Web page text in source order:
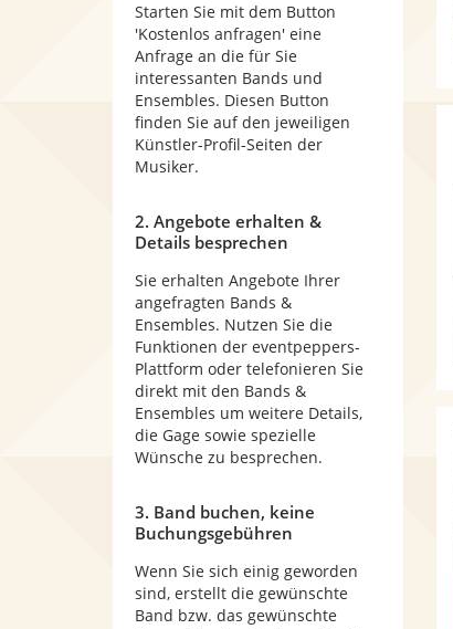
Starten Sie mit dem Button
'Kostenlos anfragen' eine
Anfrage an die für Sie
interessanten Bands und
Ensembles. Diesen Button
finden Sie auf den jeweiligen
Künstler-Profil-Seiten der
Musiker.
2. Angebote erhalten &
Details besprechen
Sie erhalten Angebote Ihrer
angefragten Bands &
Ensembles. Nutzen Sie die
Funktionen der eventpeppers-
Plattform oder telefonieren Sie
direkt mit den Bands &
Ensembles um weitere Details,
die Gage sowie spezielle
Wünsche zu besprechen.
3. Band buchen, keine
Buchungsgebühren
Wenn Sie sich einig geworden
sind, erstellt die gewünschte
Band bzw. das gewünschte